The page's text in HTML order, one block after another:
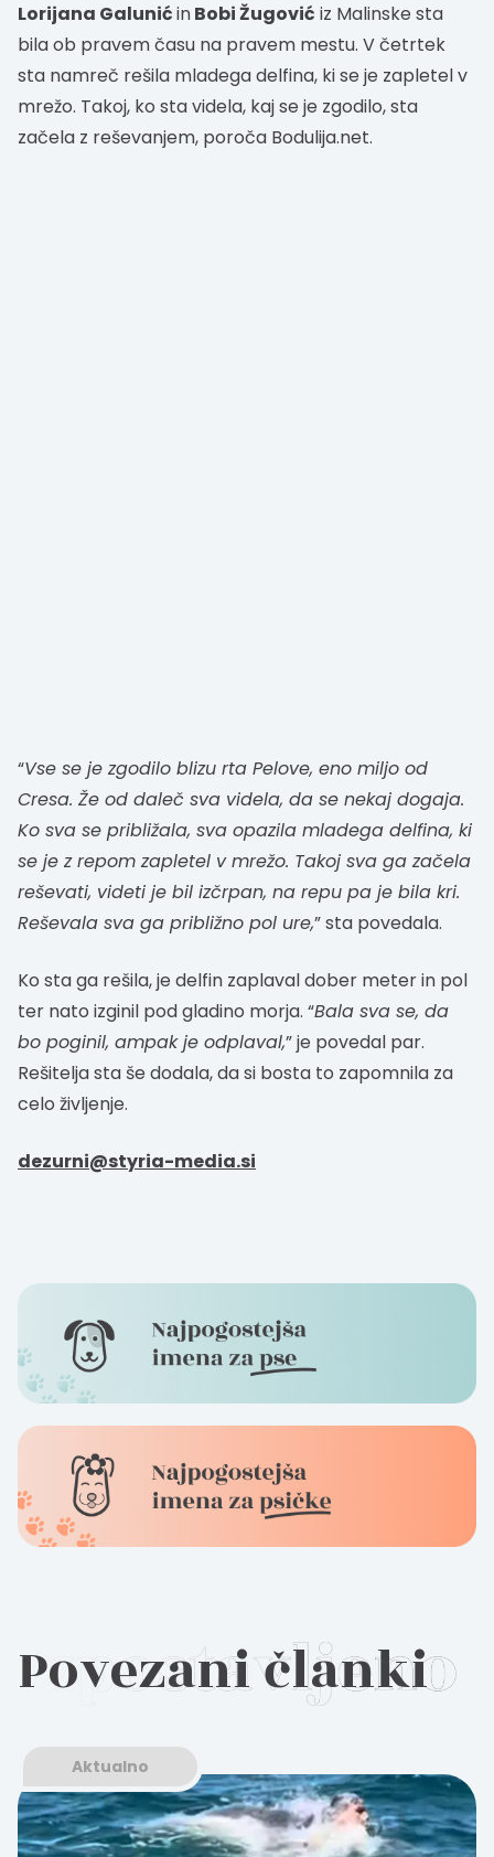
Lorijana GalunićinBobi Žugović iz Malinske sta
bila ob pravem času na pravem mestu. V četrtek
sta namreč rešila mladega delfina, ki se je zapletel v
mrežo. Takoj, ko sta videla, kaj se je zgodilo, sta
začela z reševanjem, poroča Bodulija.net.
“Vse se je zgodilo blizu rta Pelove, eno miljo od
Cresa. Že od daleč sva videla, da se nekaj dogaja.
Ko sva se približala, sva opazila mladega delfina, ki
se je z repom zapletel v mrežo. Takoj sva ga začela
reševati, videti je bil izčrpan, na repu pa je bila kri.
Reševala sva ga približno pol ure,” sta povedala.
Ko sta ga rešila, je delfin zaplaval dober meter in pol
ter nato izginil pod gladino morja. “Bala sva se, da
bo poginil, ampak je odplaval,” je povedal par.
Rešitelja sta še dodala, da si bosta to zapomnila za
celo življenje.
dezurni@styria-media.si
Povezani članki
Aktualno